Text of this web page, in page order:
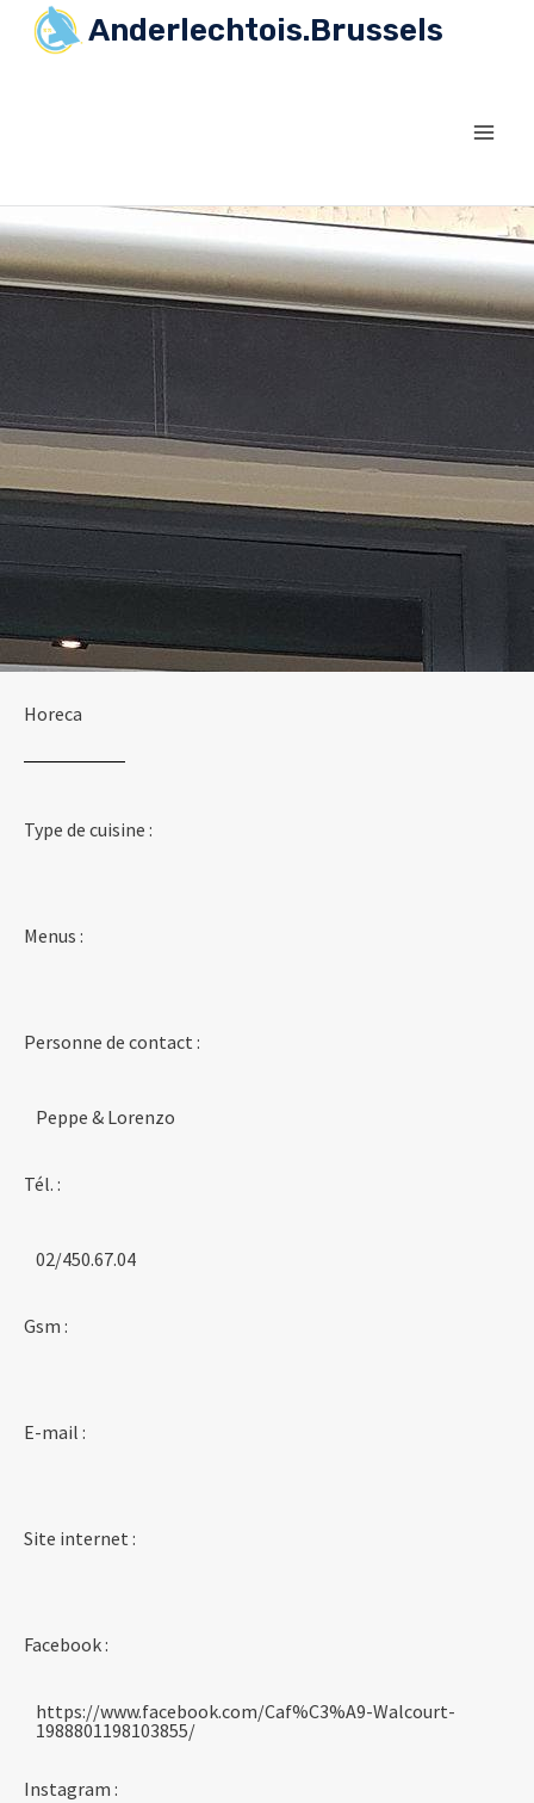
Anderlechtois.Brussels
Horeca
Type de cuisine :
Menus :
Personne de contact :
Peppe & Lorenzo
Tél. :
02/450.67.04
Gsm :
E-mail :
Site internet :
Facebook :
https://www.facebook.com/Caf%C3%A9-Walcourt-
1988801198103855/
Instagram :